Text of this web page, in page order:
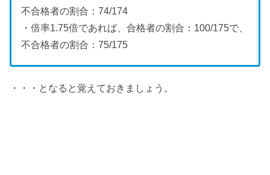
不合格者の割合：74/174
・倍率1.75倍であれば、合格者の割合：100/175で、
不合格者の割合：75/175
・・・となると覚えておきましょう。